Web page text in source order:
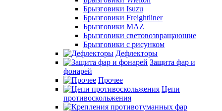
Брызговики Isuzu
Брызговики Freightliner
Брызговики MAZ
Брызговики световозвращающие
Брызговики с рисунком
Дефлекторы
Защита фар и
фонарей
Прочее
Цепи
противоскольжения